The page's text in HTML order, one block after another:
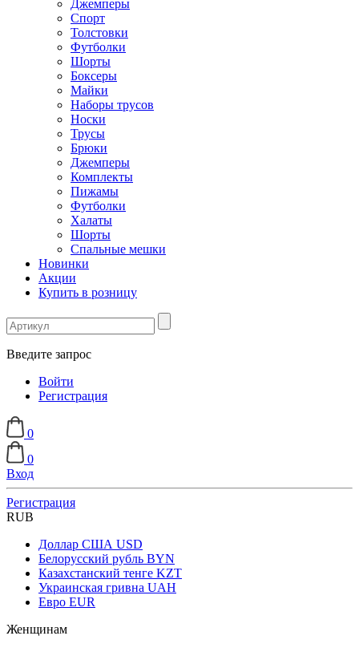
Джемперы
Спорт
Толстовки
Футболки
Шорты
Боксеры
Майки
Наборы трусов
Носки
Трусы
Брюки
Джемперы
Комплекты
Пижамы
Футболки
Халаты
Шорты
Спальные мешки
Новинки
Акции
Купить в розницу
Введите запрос
Войти
Регистрация
0
0
Вход
Регистрация
RUB
Доллар США USD
Белорусский рубль BYN
Казахстанский тенге KZT
Украинская гривна UAH
Евро EUR
Женщинам